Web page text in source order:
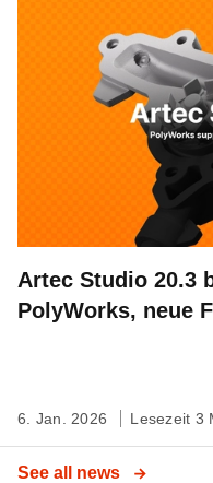
Artec Studio 20.3
PolyWorks, neue
6. Jan. 2026 Lesezeit 3
See all news